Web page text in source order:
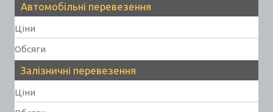
Автомобільні перевезення
Ціни
Обсяги
Залізничні перевезення
Ціни